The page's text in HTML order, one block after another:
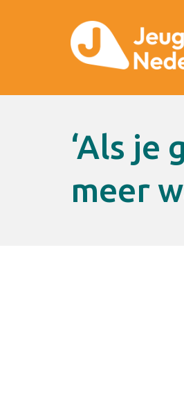
‘Als je groot bent maken ze je niet
meer